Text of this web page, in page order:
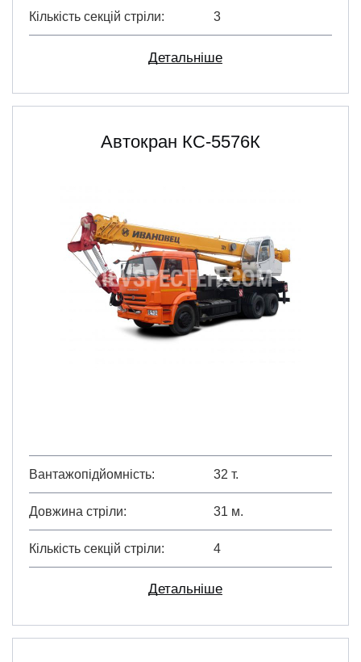
Кількість секцій стріли 3
Детальніше
Автокран КС-5576К
Вантажопідйомність 32 т.
Довжина стріли 31 м.
Кількість секцій стріли 4
Детальніше